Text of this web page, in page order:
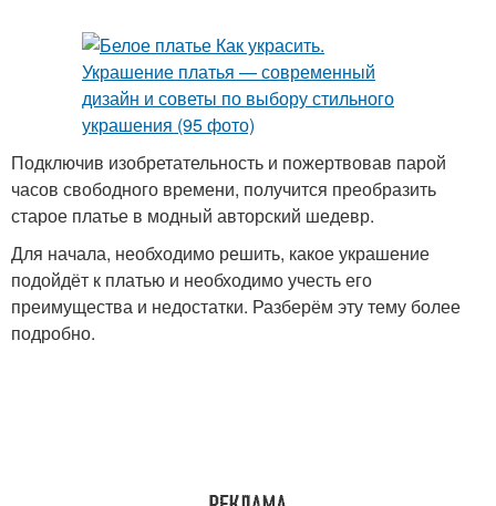
Подключив изобретательность и пожертвовав парой
часов свободного времени, получится преобразить
старое платье в модный авторский шедевр.
Для начала, необходимо решить, какое украшение
подойдёт к платью и необходимо учесть его
преимущества и недостатки. Разберём эту тему более
подробно.